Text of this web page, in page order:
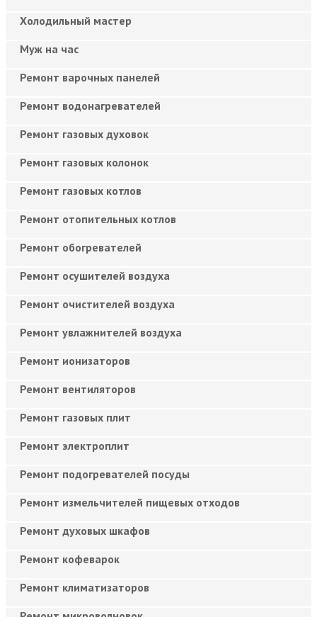
Холодильный мастер
Муж на час
Ремонт варочных панелей
Ремонт водонагревателей
Ремонт газовых духовок
Ремонт газовых колонок
Ремонт газовых котлов
Ремонт отопительных котлов
Ремонт обогревателей
Ремонт осушителей воздуха
Ремонт очистителей воздуха
Ремонт увлажнителей воздуха
Ремонт ионизаторов
Ремонт вентиляторов
Ремонт газовых плит
Ремонт электроплит
Ремонт подогревателей посуды
Ремонт измельчителей пищевых отходов
Ремонт духовых шкафов
Ремонт кофеварок
Ремонт климатизаторов